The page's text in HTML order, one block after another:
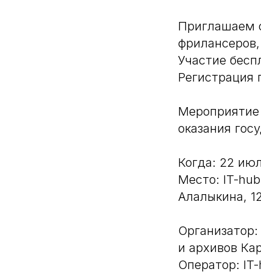
Приглашаем
Участие
Регистрация
оказания
Когда: 22
Место: IT-
Алалыкина,
и архивов
Оператор: